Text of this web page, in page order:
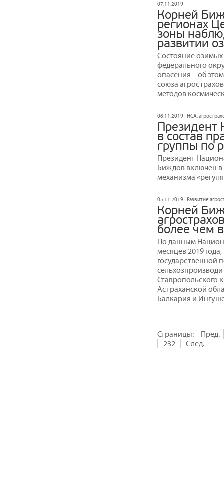
07.11.2019
Корней
регионах
зоны
развитии
Состояние
федерального
опасения – об
союза
методов
06.11.2019 | НСА,
Президент
в состав
группы по
Президент
Биждов включен в
механизма
05.11.2019 | Развитие
Корней
более чем
По данным
месяцев 2019
государственной
Ставропольского
Астраханской
Балкария и
Страницы:
Пред.
232
След.